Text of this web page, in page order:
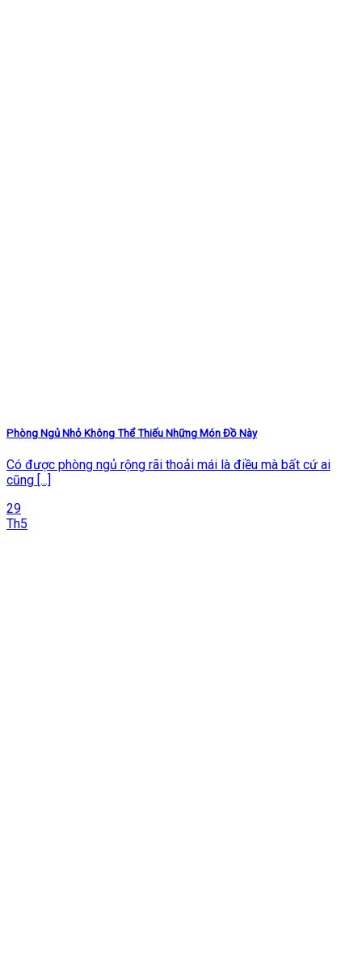
Phòng Ngủ Nhỏ Không Thể Thiếu Những Món Đồ Này
Có được phòng ngủ rộng rãi thoải mái là điều mà bất cứ ai
cũng [...]
29
Th5